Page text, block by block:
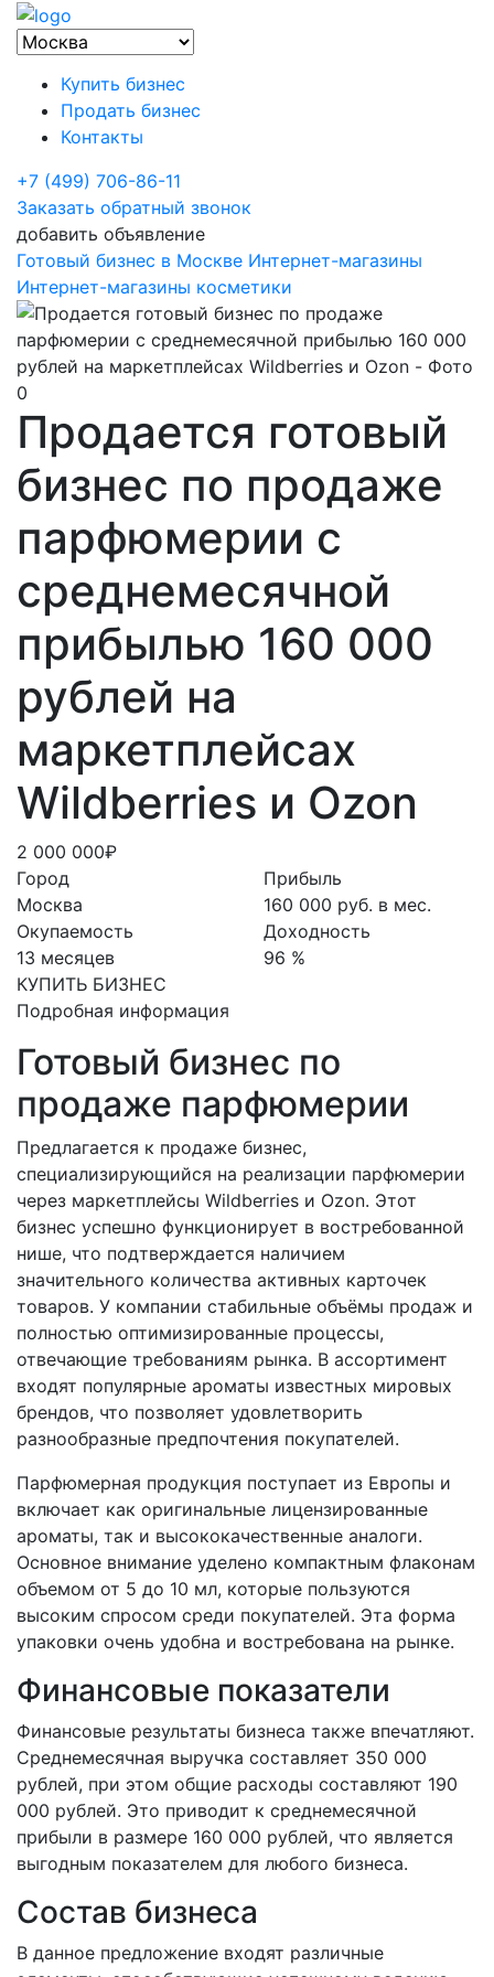
Купить бизнес
Продать бизнес
Контакты
+7 (499) 706-86-11
Заказать обратный звонок
добавить объявление
Готовый бизнес в Москве Интернет-магазины
Интернет-магазины косметики
Продается готовый
бизнес по продаже
парфюмерии с
среднемесячной
прибылью 160 000
рублей на
маркетплейсах
Wildberries и Ozon
2 000 000₽
Город
Москва
Окупаемость
13 месяцев
КУПИТЬ БИЗНЕС
Прибыль
160 000 руб. в мес.
Доходность
96 %
Подробная информация
Готовый бизнес по
продаже парфюмерии
Предлагается к продаже бизнес,
специализирующийся на реализации парфюмерии
через маркетплейсы Wildberries и Ozon. Этот
бизнес успешно функционирует в востребованной
нише, что подтверждается наличием
значительного количества активных карточек
товаров. У компании стабильные объёмы продаж и
полностью оптимизированные процессы,
отвечающие требованиям рынка. В ассортимент
входят популярные ароматы известных мировых
брендов, что позволяет удовлетворить
разнообразные предпочтения покупателей.
Парфюмерная продукция поступает из Европы и
включает как оригинальные лицензированные
ароматы, так и высококачественные аналоги.
Основное внимание уделено компактным флаконам
объемом от 5 до 10 мл, которые пользуются
высоким спросом среди покупателей. Эта форма
упаковки очень удобна и востребована на рынке.
Финансовые показатели
Финансовые результаты бизнеса также впечатляют.
Среднемесячная выручка составляет 350 000
рублей, при этом общие расходы составляют 190
000 рублей. Это приводит к среднемесячной
прибыли в размере 160 000 рублей, что является
выгодным показателем для любого бизнеса.
Состав бизнеса
В данное предложение входят различные